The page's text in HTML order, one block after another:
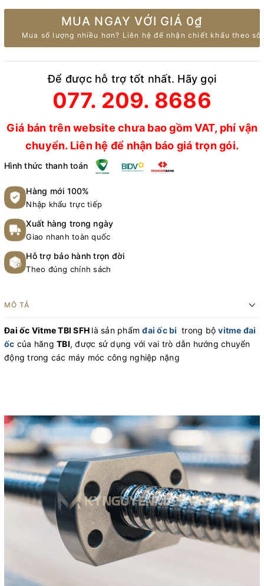
MUA NGAY VỚI GIÁ 0₫
Mua số lượng nhiều hơn? Liên hệ để nhận chiết khấu theo số
Để được hỗ trợ tốt nhất. Hãy gọi
077. 209. 8686
Giá bán trên website chưa bao gồm VAT, phí vận
chuyển. Liên hệ để nhận báo giá trọn gói.
Hình thức thanh toán
Hàng mới 100%
Nhập khẩu trực tiếp
Xuất hàng trong ngày
Giao nhanh toàn quốc
Hỗ trợ bảo hành trọn đời
Theo đúng chính sách
MÔ TẢ
Đai ốc Vitme TBI SFH là sản phẩmđai ốc bi trong bộvitme đai
ốc của hãng TBI, được sử dụng với vai trò dẫn hướng chuyển
động trong các máy móc công nghiệp nặng